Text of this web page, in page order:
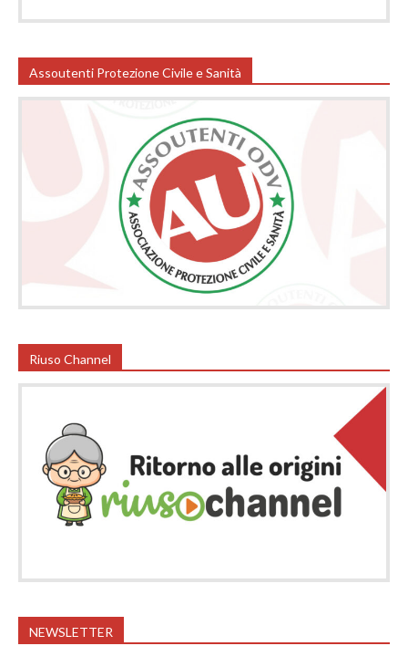
Assoutenti Protezione Civile e Sanità
Riuso Channel
NEWSLETTER